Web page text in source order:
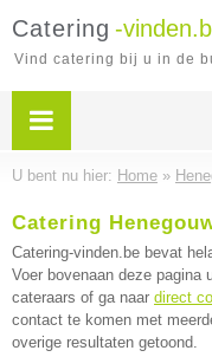
Catering -
Vind catering bij u in de
U bent nu hier: Home »
Catering
Catering-vinden.be bevat
Voer bovenaan deze pagina
cateraars of ga naar direct
contact te komen met
overige resultaten getoond.